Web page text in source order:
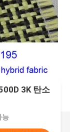
3K 탄소
능